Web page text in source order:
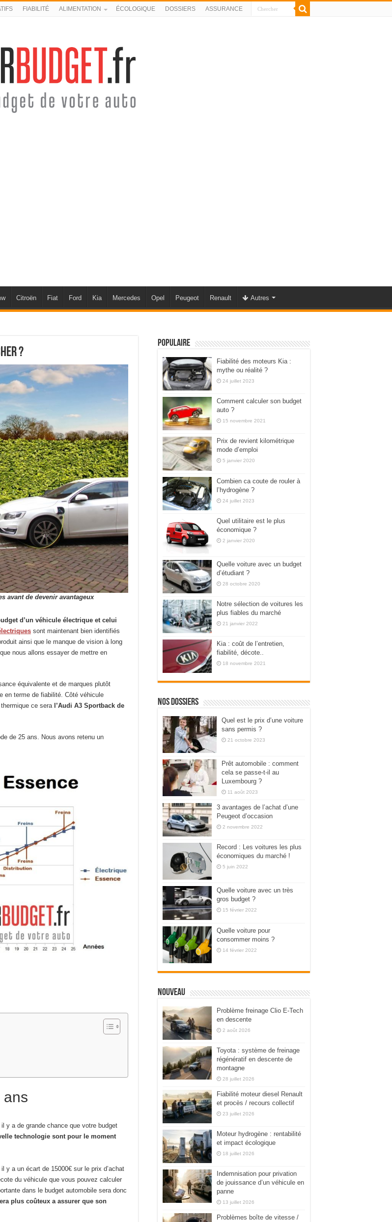
FIABILITÉ ALIMENTATION ÉCOLOGIQUE DOSSIERS ASSURANCE
Citroën Fiat Ford Kia Mercedes Opel Peugeot Renault Autres
?
avant de devenir avantageux
d’un véhicule électrique et celui
sont maintenant bien identifiés
ainsi que le manque de vision à long
nous allons essayer de mettre en
équivalente et de marques plutôt
en terme de fiabilité. Côté véhicule
ce sera l’Audi A3 Sportback de
de 25 ans. Nous avons retenu un
ans
y a de grande chance que votre budget
technologie sont pour le moment
y a un écart de 15000€ sur le prix d’achat
du véhicule que vous pouvez calculer
dans le budget automobile sera donc
plus coûteux a assurer que son
Populaire
Fiabilité des moteurs Kia :
mythe ou réalité ?
24 juillet 2023
Comment calculer son budget
auto ?
15 novembre 2021
Prix de revient kilométrique
mode d’emploi
5 janvier 2020
Combien ca coute de rouler à
l’hydrogène ?
24 juillet 2023
Quel utilitaire est le plus
économique ?
2 janvier 2020
Quelle voiture avec un budget
d’étudiant ?
28 octobre 2020
Notre sélection de voitures les
plus fiables du marché
21 janvier 2022
Kia : coût de l’entretien,
fiabilité, décote..
18 novembre 2021
Nos dossiers
Quel est le prix d’une voiture
sans permis ?
21 octobre 2023
Prêt automobile : comment
cela se passe-t-il au
Luxembourg ?
11 août 2023
3 avantages de l’achat d’une
Peugeot d’occasion
2 novembre 2022
Record : Les voitures les plus
économiques du marché !
5 juin 2022
Quelle voiture avec un très
gros budget ?
15 février 2022
Quelle voiture pour
consommer moins ?
14 février 2022
Nouveau
Problème freinage Clio E-Tech
en descente
2 août 2026
Toyota : système de freinage
régénératif en descente de
montagne
28 juillet 2026
Fiabilité moteur diesel Renault
et procès / recours collectif
23 juillet 2026
Moteur hydrogène : rentabilité
et impact écologique
18 juillet 2026
Indemnisation pour privation
de jouissance d’un véhicule en
panne
13 juillet 2026
Problèmes boîte de vitesse /